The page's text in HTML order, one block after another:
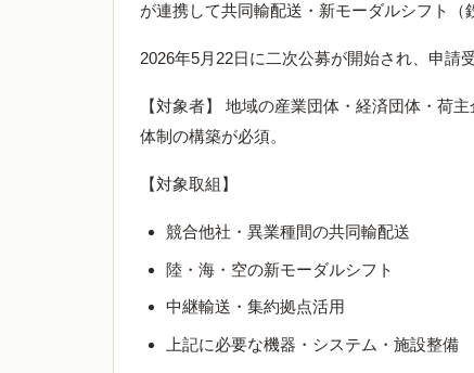
が連携して共同輸配送・新モーダルシフト（
2026年5月22日に二次公募が開始され、申請
【対象者】 地域の産業団体・経済団体・荷
体制の構築が必須。
【対象取組】
競合他社・異業種間の共同輸配送
陸・海・空の新モーダルシフト
中継輸送・集約拠点活用
上記に必要な機器・システム・施設整備